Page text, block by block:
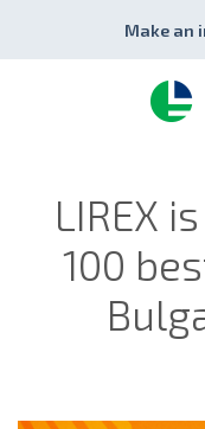
content
Make an
LIREX
100